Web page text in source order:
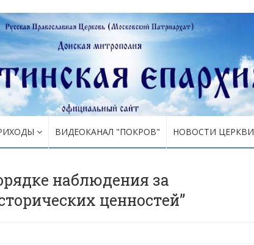
ВИДЕОКАНАЛ "ПОКРОВ" НОВОСТИ ЦЕРКВИ
наблюдения за
ценностей”